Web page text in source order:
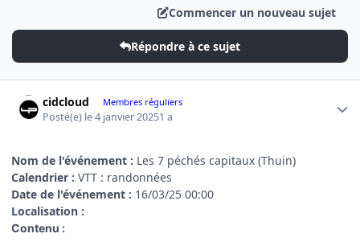
Commencer un nouveau sujet
Répondre à ce sujet
cidcloud Membres réguliers
Posté(e) le 4 janvier 20251 a
Nom de l'événement : Les 7 péchés capitaux (Thuin)
Calendrier : VTT : randonnées
Date de l'événement : 16/03/25 00:00
Localisation :
Contenu :